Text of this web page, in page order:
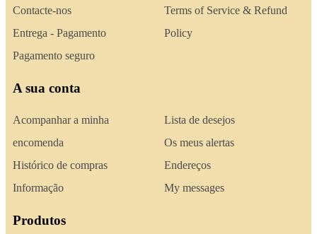
Contacte-nos
Entrega - Pagamento
Pagamento seguro
Terms of Service & Refund
Policy
A sua conta
Acompanhar a minha
encomenda
Histórico de compras
Informação
Lista de desejos
Os meus alertas
Endereços
My messages
Produtos